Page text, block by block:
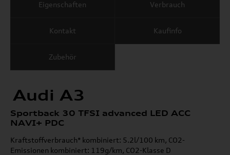
Eigenschaften Verbrauch
Kontakt Kaufinfo
Zubehör
Audi A3
Sportback 30 TFSI advanced LED ACC
NAVI+ PDC
Kraftstoffverbrauch* kombiniert: 5.2l/100 km, CO2-
Emissionen kombiniert: 119g/km, CO2-Klasse D